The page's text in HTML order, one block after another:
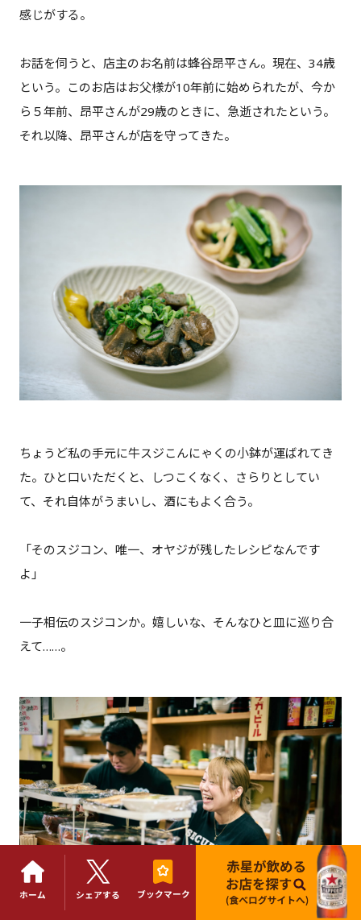
感じがする。
お話を伺うと、店主のお名前は蜂谷昂平さん。現在、34歳
という。このお店はお父様が10年前に始められたが、今か
ら５年前、昂平さんが29歳のときに、急逝されたという。
それ以降、昂平さんが店を守ってきた。
ちょうど私の手元に牛スジこんにゃくの小鉢が運ばれてき
た。ひと口いただくと、しつこくなく、さらりとしてい
て、それ自体がうまいし、酒にもよく合う。
「そのスジコン、唯一、オヤジが残したレシピなんです
よ」
一子相伝のスジコンか。嬉しいな、そんなひと皿に巡り合
えて……。
ホーム シェアする ブックマーク